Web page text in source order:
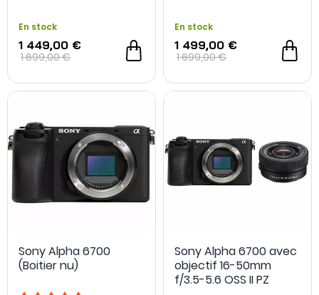
NOUVEAU - 200 €
En stock
1 449,00 €
1 699,00 €
En stock
1 499,00 €
1 699,00 €
Sony Alpha 6700
(Boitier nu)
Sony Alpha 6700 avec
objectif 16-50mm
f/3.5-5.6 OSS II PZ